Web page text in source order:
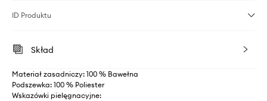
ID Produktu
Skład
Materiał zasadniczy: 100 % Bawełna
Podszewka: 100 % Poliester
Wskazówki pielęgnacyjne: